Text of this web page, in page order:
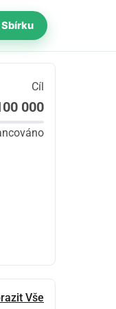
Cíl
000
Vše